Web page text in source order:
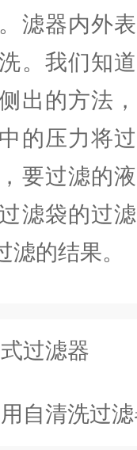
滤器内外
。我们知
出的方法
的压力将
要过滤的
滤袋的过
的结果。
过滤器
自清洗过